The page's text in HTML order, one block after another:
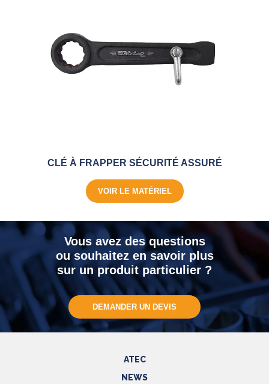
CLÉ À FRAPPER SÉCURITÉ ASSURÉ
VOIR LE MATÉRIEL
Vous avez des questions
ou souhaitez en savoir plus
sur un produit particulier ?
DEMANDER UN DEVIS
ATEC
NEWS